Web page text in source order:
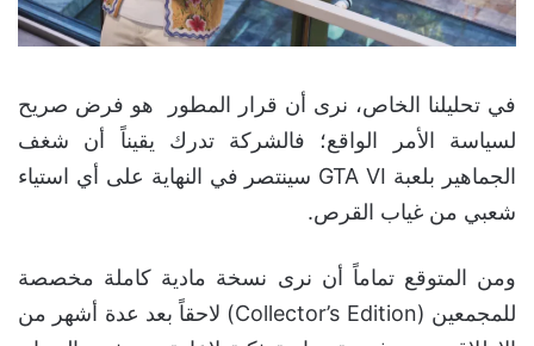
في تحليلنا الخاص، نرى أن قرار المطور هو فرض صريح
لسياسة الأمر الواقع؛ فالشركة تدرك يقيناً أن شغف
الجماهير بلعبة GTA VI سينتصر في النهاية على أي استياء
شعبي من غياب القرص.
ومن المتوقع تماماً أن نرى نسخة مادية كاملة مخصصة
للمجمعين (Collector’s Edition) لاحقاً بعد عدة أشهر من